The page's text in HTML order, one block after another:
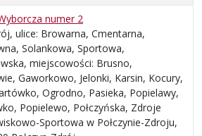
numer 2
ulice: Browarna, Cmentarna,
Solankowa, Sportowa,
miejscowości: Brusno,
Gaworkowo, Jelonki, Karsin, Kocury,
Ogrodno, Pasieka, Popielawy,
Popielewo, Połczyńska, Zdroje
Sportowa w Połczynie-Zdroju,